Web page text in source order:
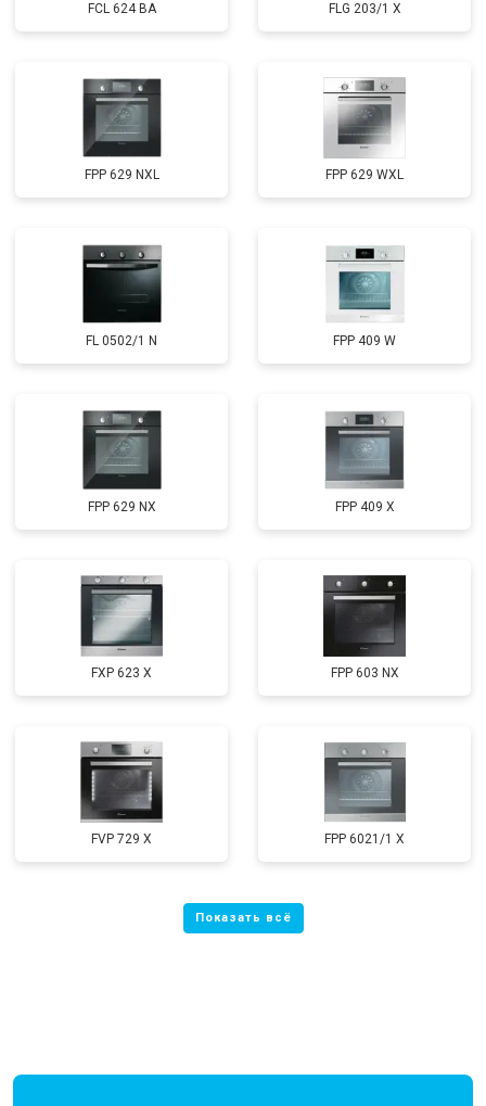
FCL 624 BA FLG 203/1 X
FPP 629 NXL FPP 629 WXL
FL 0502/1 N FPP 409 W
FPP 629 NX FPP 409 X
FXP 623 X FPP 603 NX
FVP 729 X FPP 6021/1 X